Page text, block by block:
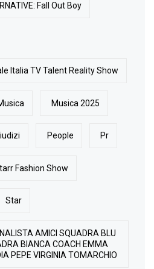
Fall Out Boy
Italia TV Talent Reality Show
Musica 2025
People Pr
Fashion Show
Star
AMICI SQUADRA BLU
BIANCA COACH EMMA
PEPE VIRGINIA TOMARCHIO